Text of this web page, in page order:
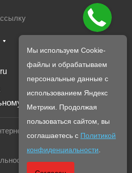
созвону с менеджером)
магазин печей и
Мы используем Cookie-
файлы и обрабатываем
персональные данные с
использованием Яндекс
Метрики. Продолжая
пользоваться сайтом, вы
соглашаетесь с Политикой
конфиденциальности